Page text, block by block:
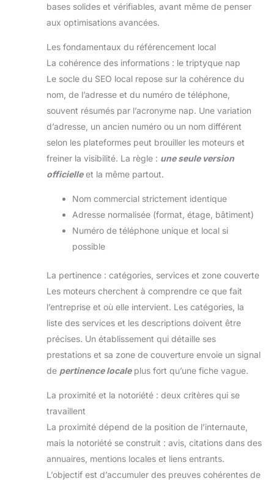
bases solides et vérifiables, avant même de penser
aux optimisations avancées.
Les fondamentaux du référencement local
La cohérence des informations : le triptyque nap
Le socle du SEO local repose sur la cohérence du
nom, de l’adresse et du numéro de téléphone,
souvent résumés par l’acronyme nap. Une variation
d’adresse, un ancien numéro ou un nom différent
selon les plateformes peut brouiller les moteurs et
freiner la visibilité. La règle : une seule version
officielleet la même partout.
Nom commercial strictement identique
Adresse normalisée (format, étage, bâtiment)
Numéro de téléphone unique et local si
possible
La pertinence : catégories, services et zone couverte
Les moteurs cherchent à comprendre ce que fait
l’entreprise et où elle intervient. Les catégories, la
liste des services et les descriptions doivent être
précises. Un établissement qui détaille ses
prestations et sa zone de couverture envoie un signal
de pertinence localeplus fort qu’une fiche vague.
La proximité et la notoriété : deux critères qui se
travaillent
La proximité dépend de la position de l’internaute,
mais la notoriété se construit : avis, citations dans des
annuaires, mentions locales et liens entrants.
L’objectif est d’accumuler des preuves cohérentes de